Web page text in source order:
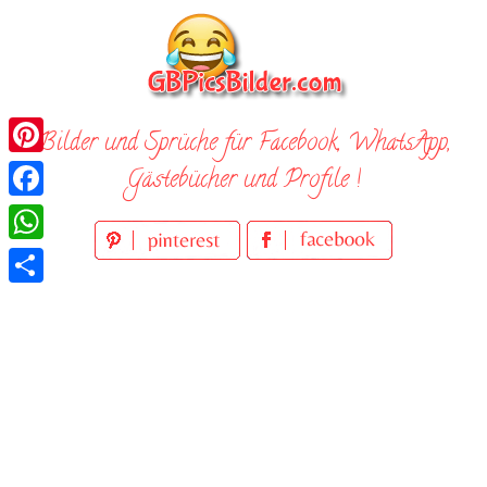
Bilder und Sprüche für Facebook, WhatsApp,
Gästebücher und Profile !
Pinterest
Facebook
WhatsApp